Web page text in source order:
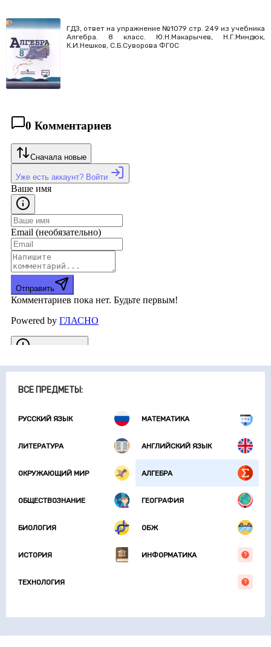
ВСЕ ПРЕДМЕТЫ:
РУССКИЙ ЯЗЫК МАТЕМАТИКА
ЛИТЕРАТУРА АНГЛИЙСКИЙ ЯЗЫК
ОКРУЖАЮЩИЙ МИР АЛГЕБРА
ОБЩЕСТВОЗНАНИЕ ГЕОГРАФИЯ
БИОЛОГИЯ ОБЖ
ИСТОРИЯ ИНФОРМАТИКА
ТЕХНОЛОГИЯ
ГДЗ, ответ на упражнение №1079 стр. 249 из учебника
Алгебра. 8 класс. Ю.Н.Макарычев, Н.Г.Миндюк,
К.И.Нешков, С.Б.Суворова ФГОС